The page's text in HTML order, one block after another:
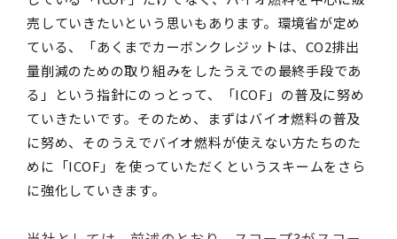
売していきたいという思いもあります。環境省が定め
ている、「あくまでカーボンクレジットは、 CO2排出
量削減のための取り組みをしたうえでの最終手段であ
る」という指針にのっとって、「ICOF 」の普及に努め
ていきたいです。そのため、まずはバイオ燃料の普及
に努め、そのうえでバイオ燃料が使えない方たちのた
めに「ICOF 」を使っていただくというスキームをさら
に強化していきます。